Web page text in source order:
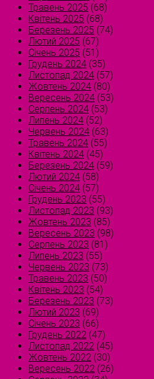
Травень 2025 (68)
Квітень 2025 (68)
Березень 2025 (74)
Лютий 2025 (67)
Січень 2025 (51)
Грудень 2024 (35)
Листопад 2024 (57)
Жовтень 2024 (80)
Вересень 2024 (53)
Серпень 2024 (53)
Липень 2024 (52)
Червень 2024 (63)
Травень 2024 (55)
Квітень 2024 (45)
Березень 2024 (59)
Лютий 2024 (58)
Січень 2024 (57)
Грудень 2023 (55)
Листопад 2023 (93)
Жовтень 2023 (85)
Вересень 2023 (98)
Серпень 2023 (81)
Липень 2023 (55)
Червень 2023 (73)
Травень 2023 (50)
Квітень 2023 (54)
Березень 2023 (73)
Лютий 2023 (69)
Січень 2023 (66)
Грудень 2022 (47)
Листопад 2022 (45)
Жовтень 2022 (30)
Вересень 2022 (26)